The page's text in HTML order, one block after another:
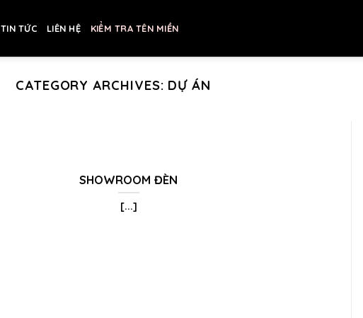
TIN TỨC LIÊN HỆ KIỂM TRA TÊN MIỀN
CATEGORY ARCHIVES: DỰ ÁN
SHOWROOM ĐÈN
[...]